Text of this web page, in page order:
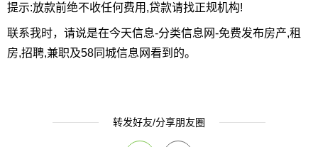
提示:放款前绝不收任何费用,贷款请找正规机构!
联系我时，请说是在今天信息-分类信息网-免费发布房产,租
房,招聘,兼职及58同城信息网看到的。
转发好友/分享朋友圈